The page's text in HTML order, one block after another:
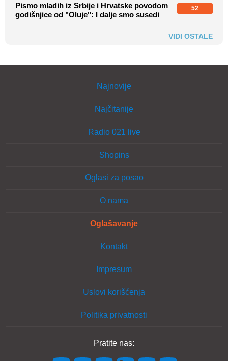
Pismo mladih iz Srbije i Hrvatske povodom
godišnjice od "Oluje": I dalje smo susedi
52
VIDI OSTALE
Najnovije
Najčitanije
Radio 021 live
Shopins
Oglasi za posao
O nama
Oglašavanje
Kontakt
Impresum
Uslovi korišćenja
Politika privatnosti
Pratite nas: